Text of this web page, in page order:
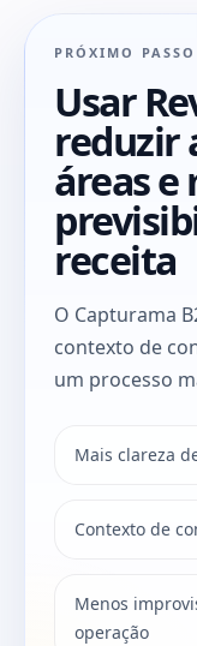
PRÓXIMO PASSO
Usar
reduzir
áreas
receita
O Capturama
contexto de
um processo
Mais clareza
Contexto de
Menos
operação